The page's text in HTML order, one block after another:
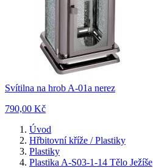
Svítilna na hrob A-01a nerez
790,00 Kč
Úvod
Hřbitovní kříže / Plastiky
Plastiky
Plastika A-S03-1-14 Tělo Ježíše